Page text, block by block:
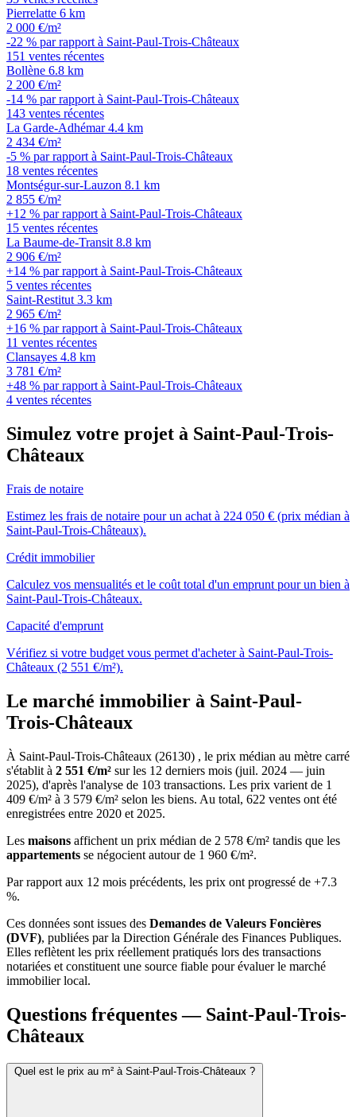
Pierrelatte 6 km
2 000 €/m²
-22 % par rapport à Saint-Paul-Trois-Châteaux
151 ventes récentes
Bollène 6.8 km
2 200 €/m²
-14 % par rapport à Saint-Paul-Trois-Châteaux
143 ventes récentes
La Garde-Adhémar 4.4 km
2 434 €/m²
-5 % par rapport à Saint-Paul-Trois-Châteaux
18 ventes récentes
Montségur-sur-Lauzon 8.1 km
2 855 €/m²
+12 % par rapport à Saint-Paul-Trois-Châteaux
15 ventes récentes
La Baume-de-Transit 8.8 km
2 906 €/m²
+14 % par rapport à Saint-Paul-Trois-Châteaux
5 ventes récentes
Saint-Restitut 3.3 km
2 965 €/m²
+16 % par rapport à Saint-Paul-Trois-Châteaux
11 ventes récentes
Clansayes 4.8 km
3 781 €/m²
+48 % par rapport à Saint-Paul-Trois-Châteaux
4 ventes récentes
Simulez votre projet à Saint-Paul-Trois-
Châteaux
Frais de notaire
Estimez les frais de notaire pour un achat à 224 050 € (prix médian à
Saint-Paul-Trois-Châteaux).
Crédit immobilier
Calculez vos mensualités et le coût total d'un emprunt pour un bien à
Saint-Paul-Trois-Châteaux.
Capacité d'emprunt
Vérifiez si votre budget vous permet d'acheter à Saint-Paul-Trois-
Châteaux (2 551 €/m²).
Le marché immobilier à Saint-Paul-
Trois-Châteaux
À Saint-Paul-Trois-Châteaux (26130) , le prix médian au mètre carré
s'établit à 2 551 €/m² sur les 12 derniers mois (juil. 2024 — juin
2025), d'après l'analyse de 103 transactions. Les prix varient de 1
409 €/m² à 3 579 €/m² selon les biens. Au total, 622 ventes ont été
enregistrées entre 2020 et 2025.
Les maisons affichent un prix médian de 2 578 €/m² tandis que les
appartements se négocient autour de 1 960 €/m².
Par rapport aux 12 mois précédents, les prix ont progressé de +7.3
%.
Ces données sont issues des Demandes de Valeurs Foncières
(DVF), publiées par la Direction Générale des Finances Publiques.
Elles reflètent les prix réellement pratiqués lors des transactions
notariées et constituent une source fiable pour évaluer le marché
immobilier local.
Questions fréquentes — Saint-Paul-Trois-
Châteaux
Quel est le prix au m² à Saint-Paul-Trois-Châteaux ?